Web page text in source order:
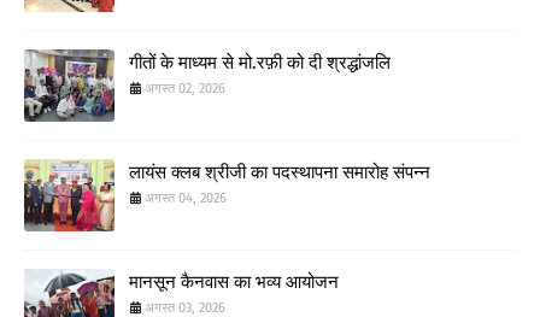
गीतों के माध्यम से मो.रफ़ी को दी श्रद्धांजलि
अगस्त 02, 2026
लायंस क्लब श्रीजी का पदस्थापना समारोह संपन्न
अगस्त 04, 2026
मानसून कैनवास का भव्य आयोजन
अगस्त 03, 2026